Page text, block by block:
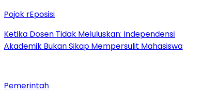
Pojok rEposisi
Ketika Dosen Tidak Meluluskan: Independensi
Akademik Bukan Sikap Mempersulit Mahasiswa
Pemerintah